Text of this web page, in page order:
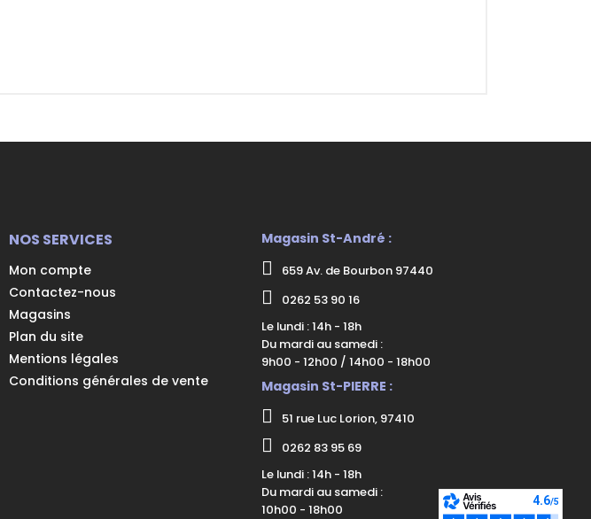
NOS SERVICES
Mon compte
Contactez-nous
Magasins
Plan du site
Mentions légales
Conditions générales de vente
Magasin St-André :
659 Av. de Bourbon 97440
0262 53 90 16
Le lundi : 14h - 18h
Du mardi au samedi :
9h00 - 12h00 / 14h00 - 18h00
Magasin St-PIERRE :
51 rue Luc Lorion, 97410
0262 83 95 69
Le lundi : 14h - 18h
Du mardi au samedi :
10h00 - 18h00